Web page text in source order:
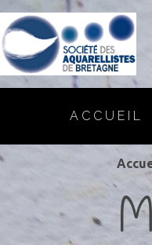
A C C U E I L